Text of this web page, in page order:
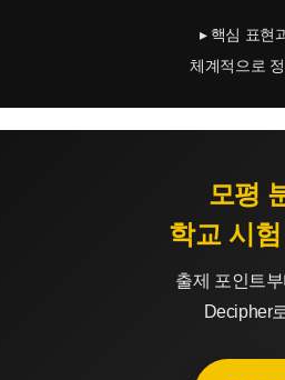
▸ 핵심 표현
체계적으로
모평
학교 시
출제 포인트
Decipher